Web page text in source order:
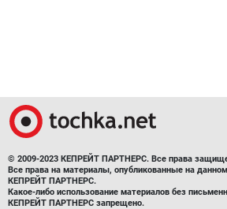
© 2009-2023 КЕПРЕЙТ ПАРТНЕРС. Все права
Все права на материалы, опубликованные на
КЕПРЕЙТ ПАРТНЕРС.
Какое-либо использование материалов без
КЕПРЕЙТ ПАРТНЕРС запрещено.